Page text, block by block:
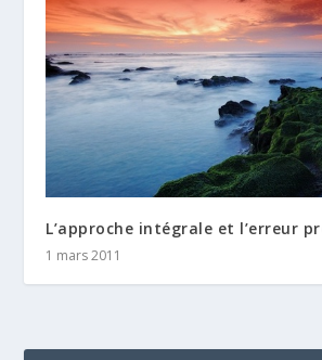
L’approche intégrale et l’erreur
1 mars 2011